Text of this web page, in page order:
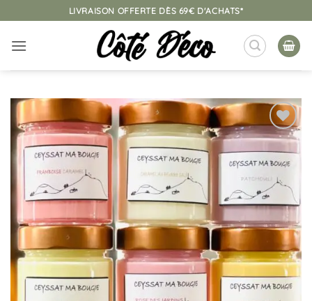
au
contenu
LIVRAISON OFFERTE DÈS 69€ D'ACHATS*
Ajouter
à la
liste
d’envies